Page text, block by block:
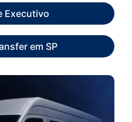
Executivo
em SP